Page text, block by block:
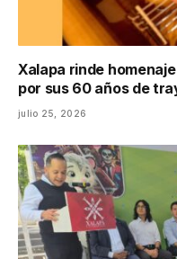
Xalapa rinde
por sus 60 años de
julio 25, 2026